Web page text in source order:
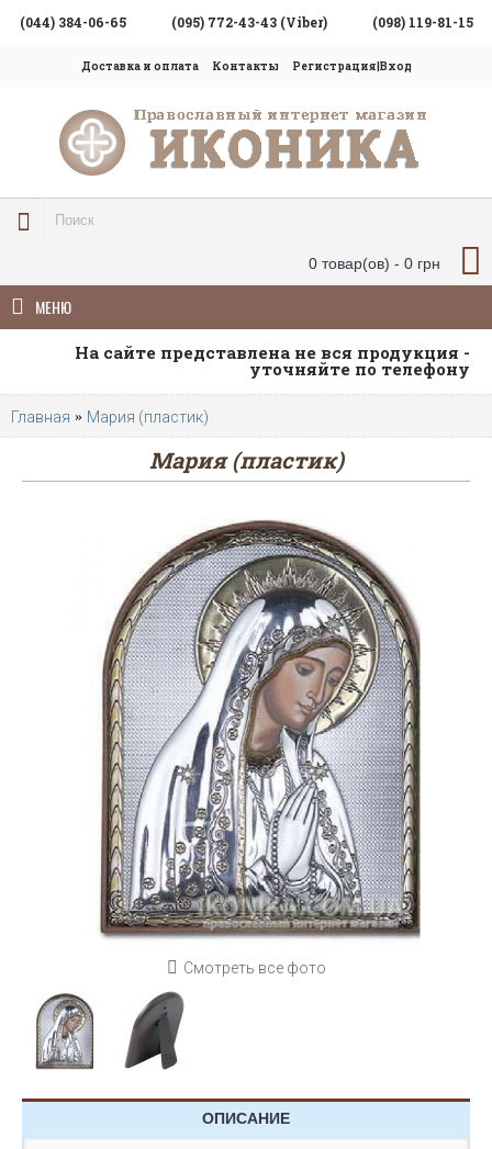
(044) 384-06-65 (095) 772-43-43 (Viber) (098) 119-81-15
Доставка и оплата Контакты Регистрация|Вход
0 товар(ов) - 0 грн
МЕНЮ
На сайте представлена не вся продукция -
уточняйте по телефону
Главная Мария (пластик)
Мария (пластик)
Смотреть все фото
ОПИСАНИЕ